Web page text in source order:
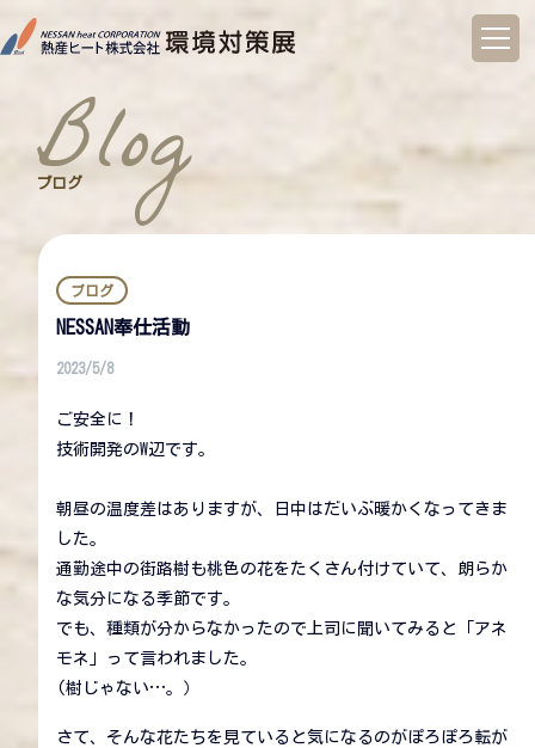
コ
ン
blog
ブログ
ブログ
NESSAN奉仕活動
2023/5/8
ご安全に！
技術開発のW辺です。
朝昼の温度差はありますが、日中はだいぶ暖かくなってきま
した。
通勤途中の街路樹も桃色の花をたくさん付けていて、朗らか
な気分になる季節です。
でも、種類が分からなかったので上司に聞いてみると「アネ
モネ」って言われました。
(樹じゃない…。）
さて、そんな花たちを見ていると気になるのがぽろぽろ転が